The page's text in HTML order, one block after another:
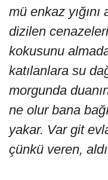
mü enkaz
dizilen
kokusunu
katılanlara su
morgunda
ne olur bana
yakar. Var git
çünkü veren,